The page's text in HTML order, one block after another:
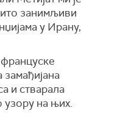
занимљиви
у Ирану,
француске
и стварала
узору на њих.